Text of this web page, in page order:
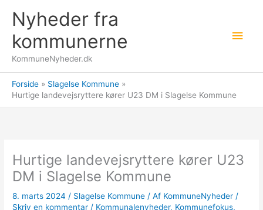
indholdet
Nyheder fra
kommunerne
KommuneNyheder.dk
Forside
Slagelse Kommune
Hurtige landevejsryttere kører U23 DM i Slagelse Kommune
Hurtige landevejsryttere kører U23
DM i Slagelse Kommune
8. marts 2024 / Slagelse Kommune / Af KommuneNyheder /
Skriv en kommentar / Kommunalenyheder, Kommunefokus,